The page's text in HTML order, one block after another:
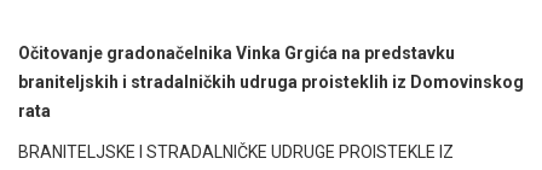
Očitovanje gradonačelnika Vinka Grgića na predstavku
braniteljskih i stradalničkih udruga proisteklih iz Domovinskog
rata
BRANITELJSKE I STRADALNIČKE UDRUGE PROISTEKLE IZ